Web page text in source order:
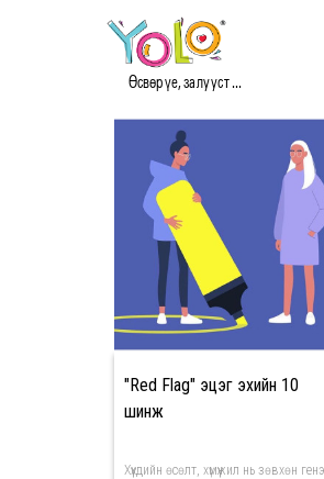
Өсвөр үе, залууст ...#ЭЦЭГ ЭХ
"Red Flag" эцэг эхийн 10
шинж
Хүүхдийн өсөлт, хүмүүжил нь зөвхөн